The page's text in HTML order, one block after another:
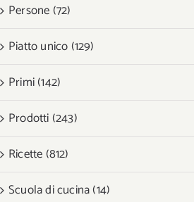
Persone (72)
Piatto unico (129)
Primi (142)
Prodotti (243)
Ricette (812)
Scuola di cucina (14)